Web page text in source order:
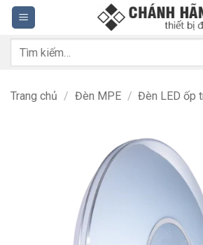
Bỏ
qua
nội
dung
Tìm
Trang chủ / Đèn MPE / Đèn LED ốp